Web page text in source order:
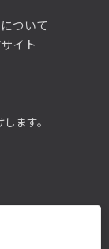
ついて
イト
ます。